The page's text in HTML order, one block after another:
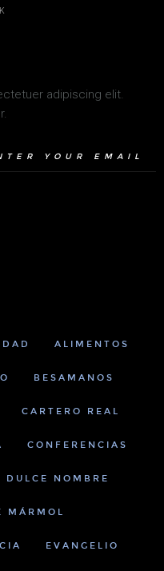
adipiscing elit.
ALIMENTOS
BESAMANOS
CARTERO REAL
CONFERENCIAS
DULCE NOMBRE
MÁRMOL
EVANGELIO